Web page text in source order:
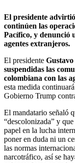
El presidente
continúen las
Pacífico, y denunció
agentes extranjeros.
El presidente
suspendidas las
colombiana con las
esta medida
Gobierno Trump
El mandatario señaló
“descolonizada” y
papel en la lucha
poner en duda ni un
las normas
narcotráfico, así se